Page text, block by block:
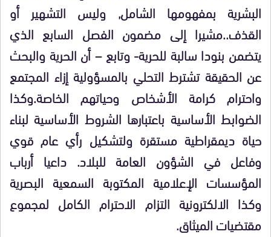
البشرية بمفهومها الشامل, وليس التشهير أو
القذف..مشيرا إلى مضمون الفصل السابع الذي
يتضمن بنودا سالبة للحرية- وتابع – أن الحرية والبحث
عن الحقيقة تشترط التحلي بالمسؤولية إزاء المجتمع
واحترام كرامة الأشخاص وحياتهم الخاصة.وكذا
الضوابط الأساسية باعتبارها الشروط الأساسية لبناء
حياة ديمقراطية مستقرة ولتشكيل رأي عام قوي
وفاعل في الشؤون العامة للبلاد. داعيا أرباب
المؤسسات الإعلامية المكتوبة السمعية البصرية
وكذا الالكترونية التزام الاحترام الكامل لمجموع
مقتضيات الميثاق.